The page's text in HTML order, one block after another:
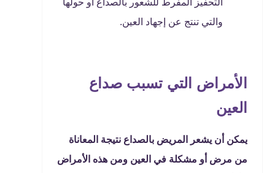
التحفيز المفرط للشعور بالصداع أو حولها
والتي تنتج عن إجهاد العين.
الأمراض التي تسبب صداع
العين
يمكن أن يشعر المريض بالصداع نتيجة المعاناة
من مرض أو مشكلة في العين ومن هذه الأمراض